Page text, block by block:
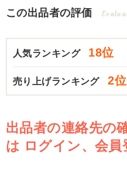
この出品者の評価
人気ランキング 18位
売り上げランキング 2位
出品者の連絡先の
は ログイン、会員